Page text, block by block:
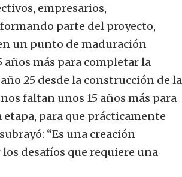
empresarios,
parte del proyecto,
un punto de maduración
más para completar la
25 desde la construcción de la
faltan unos 15 años más para
para que prácticamente
“Es una creación
desafíos que requiere una